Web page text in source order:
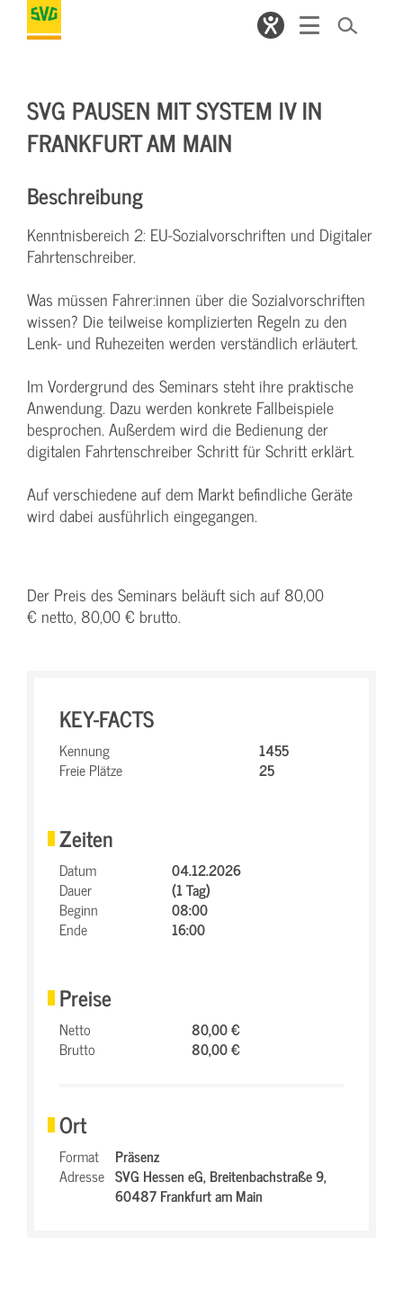
SVG PAUSEN MIT SYSTEM IV IN
FRANKFURT AM MAIN
Beschreibung
Kenntnisbereich 2: EU-Sozialvorschriften und Digitaler
Fahrtenschreiber.
Was müssen Fahrer:innen über die Sozialvorschriften
wissen? Die teilweise komplizierten Regeln zu den
Lenk- und Ruhezeiten werden verständlich erläutert.
Im Vordergrund des Seminars steht ihre praktische
Anwendung. Dazu werden konkrete Fallbeispiele
besprochen. Außerdem wird die Bedienung der
digitalen Fahrtenschreiber Schritt für Schritt erklärt.
Auf verschiedene auf dem Markt befindliche Geräte
wird dabei ausführlich eingegangen.
Der Preis des Seminars beläuft sich auf 80,00
€ netto, 80,00 € brutto.
KEY-FACTS
Kennung
1455
Freie Plätze
25
Zeiten
Datum
04.12.2026
Dauer
(1 Tag)
Beginn
08:00
Ende
16:00
Preise
Netto
80,00 €
Brutto
80,00 €
Ort
Format
Präsenz
Adresse SVG Hessen eG,Breitenbachstraße 9,
60487 Frankfurt am Main